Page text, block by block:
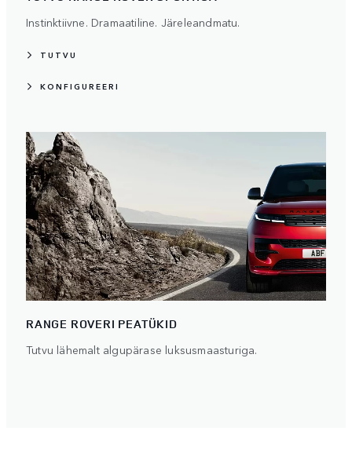
Instinktiivne. Dramaatiline. Järeleandmatu.
TUTVU
KONFIGUREERI
RANGE ROVERI PEATÜKID
Tutvu lähemalt algupärase luksusmaasturiga.